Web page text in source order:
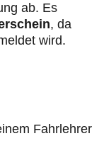
ab. Es
, da
wird.
Fahrlehrer